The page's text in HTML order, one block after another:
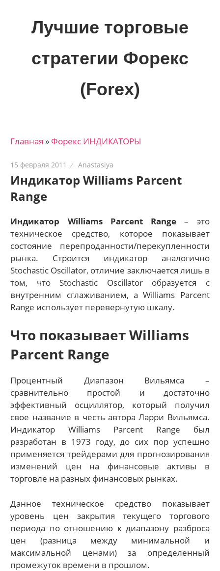
Лучшие торговые
стратегии Форекс
(Forex)
трейдеров
финансовых
рынках:
стратегии,
сигналы,
новости…
Главная » Форекс ИНДИКАТОРЫ
15 февраля 2011 Anastasiya
Индикатор Williams Parcent
Range
Индикатор Williams Parcent Range – это
техническое средство, которое показывает
состояние перепроданности/перекупленности
рынка. Строится индикатор аналогично
Stochastic Oscillator, отличие заключается лишь в
том, что Stochastic Oscillator образуется с
внутренним сглаживанием, а Williams Parcent
Range использует перевернутую шкалу.
Что показывает Williams
Parcent Range
Процентный Диапазон Вильямса –
сравнительно простой и достаточно
эффективный осциллятор, который получил
свое название в честь автора Ларри Вильямса.
Индикатор Williams Parcent Range был
разработан в 1973 году, до сих пор успешно
применяется трейдерами для прогнозирования
изменений цен на финансовые активы в
торговле на разных финансовых рынках.
Данное техническое средство показывает
уровень цен закрытия текущего торгового
периода по отношению к диапазону разброса
цен (разница между минимальной и
максимальной ценами) за определенный
промежуток времени в прошлом.